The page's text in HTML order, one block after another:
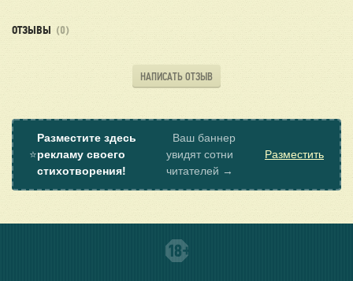
ОТЗЫВЫ (0)
НАПИСАТЬ ОТЗЫВ
⭐
Разместите здесь
рекламу своего
стихотворения!
Ваш баннер
увидят сотни
читателей →
Разместить